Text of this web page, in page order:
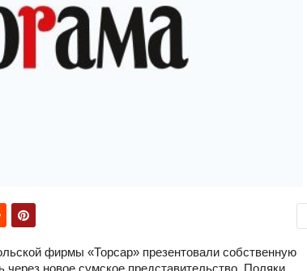
фирмы «Торсар» презентовали собственную
новое сумское представительство. Поляки